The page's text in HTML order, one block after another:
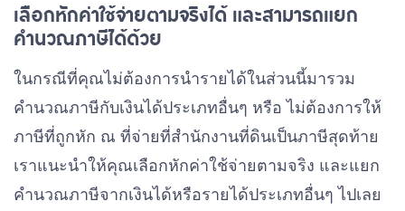
เลือกหักค่าใช้จ่ายตามจริงได้ และสามารถแยก
คำนวณภาษีได้ด้วย
ในกรณีที่คุณไม่ต้องการนำรายได้ในส่วนนี้มารวม
คำนวณภาษีกับเงินได้ประเภทอื่นๆ หรือ ไม่ต้องการให้
ภาษีที่ถูกหัก ณ ที่จ่ายที่สำนักงานที่ดินเป็นภาษีสุดท้าย
เราแนะนำให้คุณเลือกหักค่าใช้จ่ายตามจริง และแยก
คำนวณภาษีจากเงินได้หรือรายได้ประเภทอื่นๆ ไปเลย